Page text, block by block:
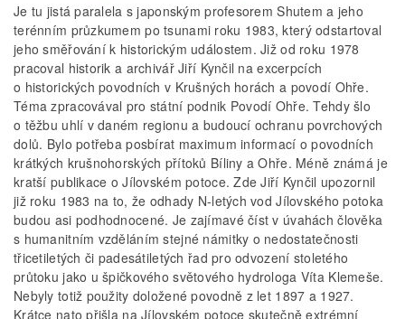
Je tu jistá paralela s japonským profesorem Shutem a jeho
terénním průzkumem po tsunami roku 1983, který odstartoval
jeho směřování k historickým událostem. Již od roku 1978
pracoval historik a archivář Jiří Kynčil na excerpcích
o historických povodních v Krušných horách a povodí Ohře.
Téma zpracovával pro státní podnik Povodí Ohře. Tehdy šlo
o těžbu uhlí v daném regionu a budoucí ochranu povrchových
dolů. Bylo potřeba posbírat maximum informací o povodních
krátkých krušnohorských přítoků Bíliny a Ohře. Méně známá je
kratší publikace o Jílovském potoce. Zde Jiří Kynčil upozornil
již roku 1983 na to, že odhady N-letých vod Jílovského potoka
budou asi podhodnocené. Je zajímavé číst v úvahách člověka
s humanitním vzděláním stejné námitky o nedostatečnosti
třicetiletých či padesátiletých řad pro odvození stoletého
průtoku jako u špičkového světového hydrologa Víta Klemeše.
Nebyly totiž použity doložené povodně z let 1897 a 1927.
Krátce nato přišla na Jílovském potoce skutečně extrémní